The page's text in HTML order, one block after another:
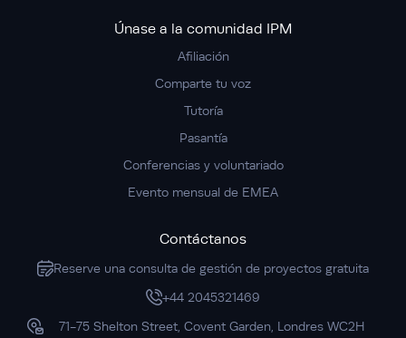
Únase a la comunidad IPM
Afiliación
Comparte tu voz
Tutoría
Pasantía
Conferencias y voluntariado
Evento mensual de EMEA
Contáctanos
Reserve una consulta de gestión de proyectos gratuita
+44 2045321469
71-75 Shelton Street, Covent Garden, Londres WC2H